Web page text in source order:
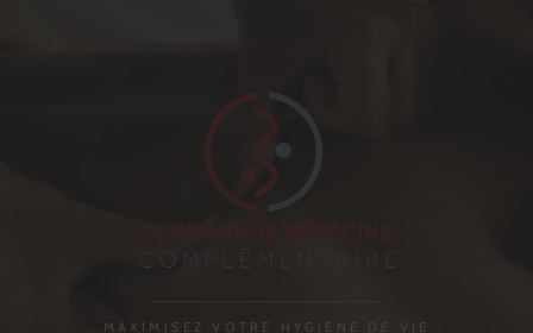
MAXIMISEZ VOTRE HYGIÈNE DE VIE